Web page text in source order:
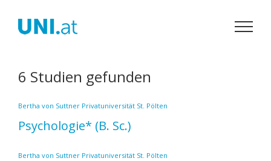
Inhalt
springen
6 Studien gefunden
Bertha von Suttner Privatuniversität St. Pölten
Psychologie* (B. Sc.)
Bertha von Suttner Privatuniversität St. Pölten